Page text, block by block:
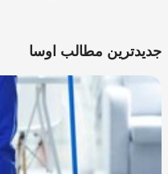
جدیدترین مطالب اوسا